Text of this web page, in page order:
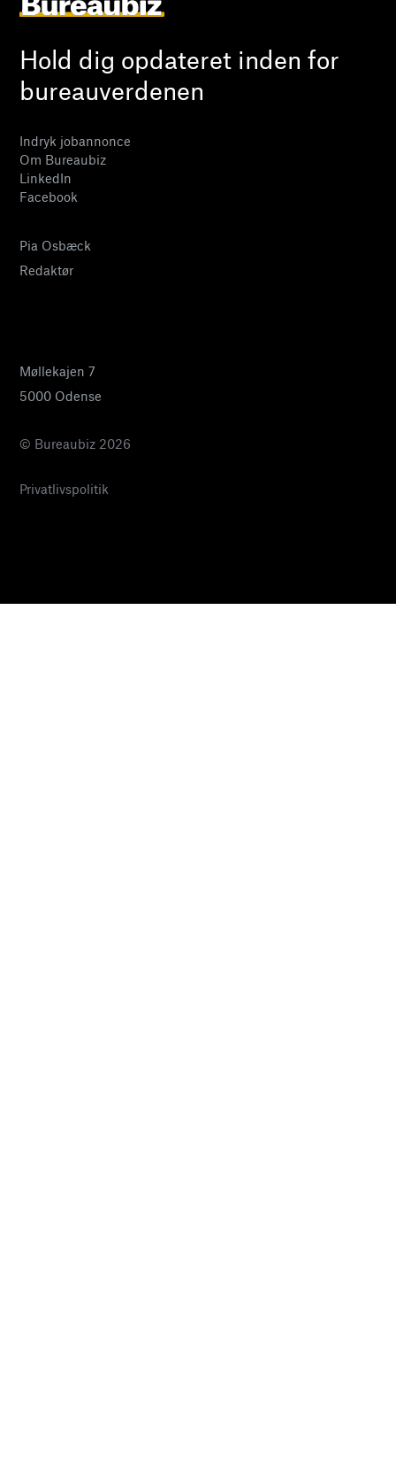
Hold dig opdateret inden for
bureauverdenen
Indryk jobannonce
Om Bureaubiz
LinkedIn
Facebook
Pia Osbæck
Redaktør
Møllekajen 7
5000 Odense
© Bureaubiz 2026
Privatlivspolitik